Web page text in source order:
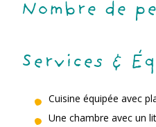
Nombre de
Services &
Cuisine équipée avec
Une chambre avec un